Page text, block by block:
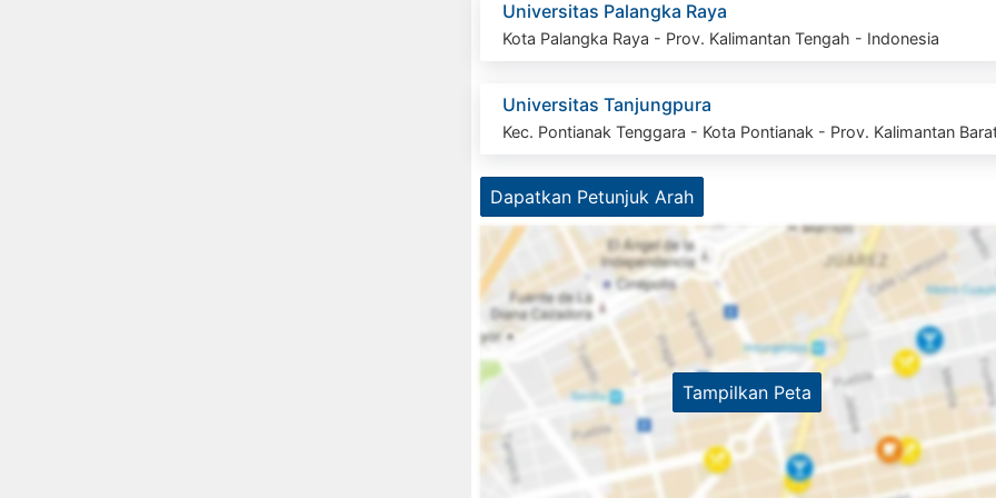
Universitas Palangka Raya
Kota Palangka Raya - Prov. Kalimantan Tengah - Indonesia
Universitas Tanjungpura
Kec. Pontianak Tenggara - Kota Pontianak - Prov. Kalimantan
Dapatkan Petunjuk Arah
Tampilkan Peta